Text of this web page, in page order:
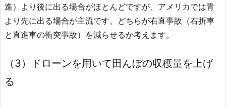
進）より後に出る場合がほとんどですが、アメリカでは青
より先に出る場合が主流です。どちらが右直事故（右折車
と直進車の衝突事故）を減らせるか考えます。
（3）ドローンを用いて田んぼの収穫量を上げ
る